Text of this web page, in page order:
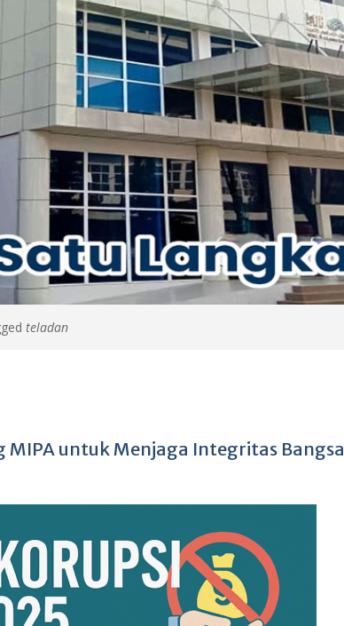
teladan
MIPA untuk Menjaga Integritas Bangsa